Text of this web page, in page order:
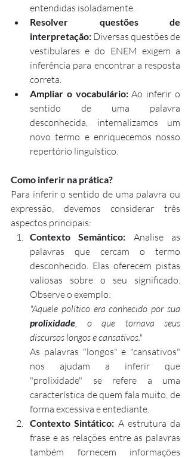
entendidas isoladamente.
Resolver questões de
interpretação: Diversas questões de
vestibulares e do ENEM exigem a
inferência para encontrar a resposta
correta.
Ampliar o vocabulário: Ao inferir o
sentido de uma palavra
desconhecida, internalizamos um
novo termo e enriquecemos nosso
repertório linguístico.
Como inferir na prática?
Para inferir o sentido de uma palavra ou
expressão, devemos considerar três
aspectos principais:
Contexto Semântico: Analise as
palavras que cercam o termo
desconhecido. Elas oferecem pistas
valiosas sobre o seu significado.
Observe o exemplo:
prolixidade , o que tornava seus
discursos longos e cansativos."
As palavras "longos" e "cansativos"
nos ajudam a inferir que
"prolixidade" se refere a uma
característica de quem fala muito, de
forma excessiva e entediante.
Contexto Sintático: A estrutura da
frase e as relações entre as palavras
também fornecem informações